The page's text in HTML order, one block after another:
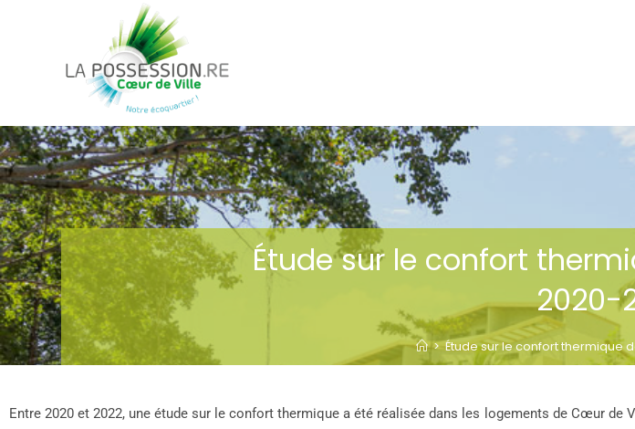
Étude sur le confort
2020-
> Étude sur le confort thermique
Entre 2020 et 2022, une étude sur le confort thermique a été réalisée dans les logements de Cœur de